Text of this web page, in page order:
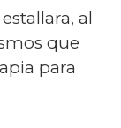
al
que
para